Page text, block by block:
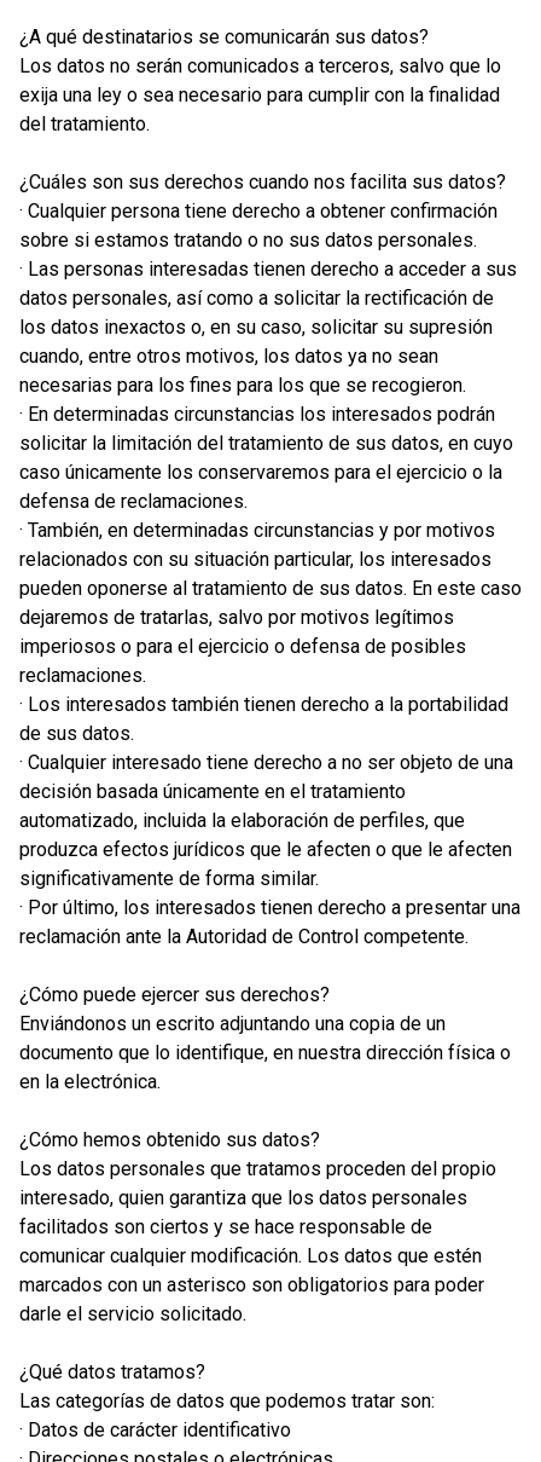
¿A qué destinatarios se comunicarán sus datos?
Los datos no serán comunicados a terceros, salvo que lo
exija una ley o sea necesario para cumplir con la finalidad
del tratamiento.
¿Cuáles son sus derechos cuando nos facilita sus datos?
· Cualquier persona tiene derecho a obtener confirmación
sobre si estamos tratando o no sus datos personales.
· Las personas interesadas tienen derecho a acceder a sus
datos personales, así como a solicitar la rectificación de
los datos inexactos o, en su caso, solicitar su supresión
cuando, entre otros motivos, los datos ya no sean
necesarias para los fines para los que se recogieron.
· En determinadas circunstancias los interesados podrán
solicitar la limitación del tratamiento de sus datos, en cuyo
caso únicamente los conservaremos para el ejercicio o la
defensa de reclamaciones.
· También, en determinadas circunstancias y por motivos
relacionados con su situación particular, los interesados
pueden oponerse al tratamiento de sus datos. En este caso
dejaremos de tratarlas, salvo por motivos legítimos
imperiosos o para el ejercicio o defensa de posibles
reclamaciones.
· Los interesados también tienen derecho a la portabilidad
de sus datos.
· Cualquier interesado tiene derecho a no ser objeto de una
decisión basada únicamente en el tratamiento
automatizado, incluida la elaboración de perfiles, que
produzca efectos jurídicos que le afecten o que le afecten
significativamente de forma similar.
· Por último, los interesados tienen derecho a presentar una
reclamación ante la Autoridad de Control competente.
¿Cómo puede ejercer sus derechos?
Enviándonos un escrito adjuntando una copia de un
documento que lo identifique, en nuestra dirección física o
en la electrónica.
¿Cómo hemos obtenido sus datos?
Los datos personales que tratamos proceden del propio
interesado, quien garantiza que los datos personales
facilitados son ciertos y se hace responsable de
comunicar cualquier modificación. Los datos que estén
marcados con un asterisco son obligatorios para poder
darle el servicio solicitado.
¿Qué datos tratamos?
Las categorías de datos que podemos tratar son:
· Datos de carácter identificativo